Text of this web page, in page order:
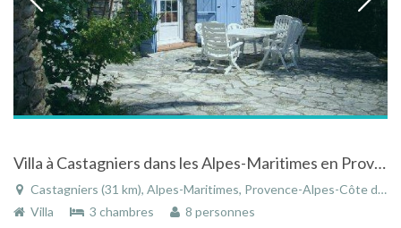
Villa à Castagniers dans les Alpes-Maritimes en Provence-Alpes-Côte d'Azur avec piscine
Castagniers (31 km), Alpes-Maritimes, Provence-Alpes-Côte d'Azur, France
Villa
3 chambres 8 personnes